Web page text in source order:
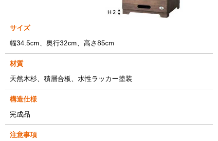
サイズ
幅34.5cm、奥行32cm、高さ85cm
材質
天然木杉、積層合板、水性ラッカー塗装
構造仕様
完成品
注意事項